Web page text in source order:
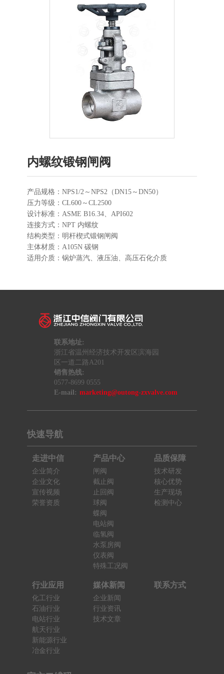
内螺纹锻钢闸阀
产品规格：NPS1/2～NPS2（DN15～DN50）
压力等级：CL600～CL2500
设计标准：ASME B16.34、API602
连接方式：NPT 内螺纹
结构类型：明杆楔式锻钢闸阀
主体材质：A105N 碳钢
适用介质：锅炉蒸汽、液压油、高压石化介质
联系地址:
浙江省温州经济技术开发区滨海园
区一道二路A201
销售热线:
0577-8699 0555
E-mail: marketing@outong-zxvalve.com
快速导航
走进中信
企业简介
企业文化
宣传视频
荣誉资质
产品中心
闸阀
截止阀
止回阀
球阀
蝶阀
电站阀
临氢阀
水泵房阀
仪表阀
特殊工况阀
品质保障
技术研发
核心优势
生产现场
检测中心
行业应用
化工行业
石油行业
电站行业
航天行业
新能源行业
冶金行业
媒体新闻
企业新闻
行业资讯
技术文章
联系方式